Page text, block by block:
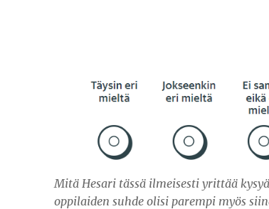
Mitä Hesari tässä ilmeisesti yrittää
oppilaiden suhde olisi parempi myös